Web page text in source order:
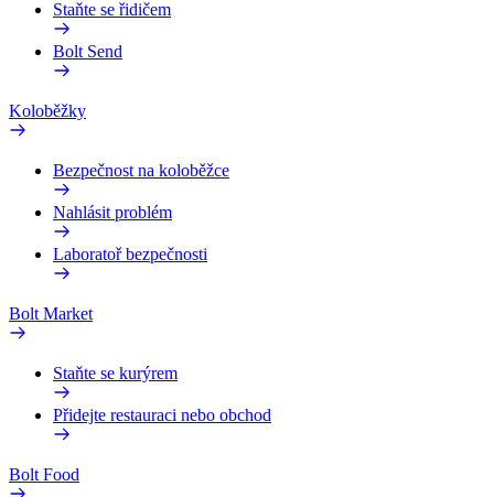
Staňte se řidičem
Bolt Send
Koloběžky
Bezpečnost na koloběžce
Nahlásit problém
Laboratoř bezpečnosti
Bolt Market
Staňte se kurýrem
Přidejte restauraci nebo obchod
Bolt Food